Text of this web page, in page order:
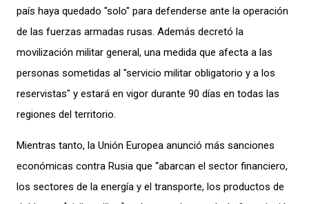
país haya quedado "solo" para defenderse ante la operación
de las fuerzas armadas rusas. Además decretó la
movilización militar general, una medida que afecta a las
personas sometidas al "servicio militar obligatorio y a los
reservistas" y estará en vigor durante 90 días en todas las
regiones del territorio.
Mientras tanto, la Unión Europea anunció más sanciones
económicas contra Rusia que “abarcan el sector financiero,
los sectores de la energía y el transporte, los productos de